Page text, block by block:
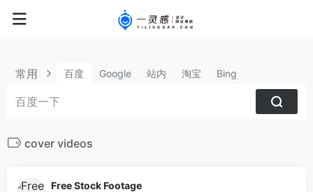
常用 百度 Google 站内 淘宝 Bing
cover videos
Free Stock Footage